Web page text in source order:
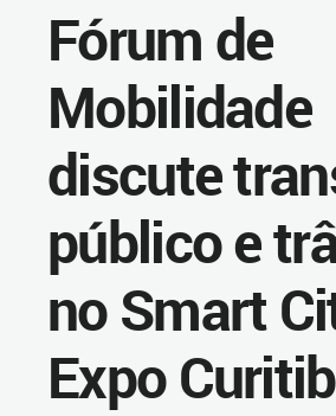
Fórum de
Mobilidade
discute
público e
no Smart
Expo